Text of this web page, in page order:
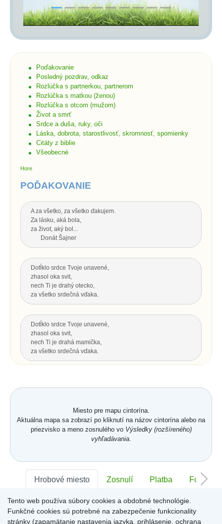
Poďakovanie
Posledný pozdrav, odkaz
Rozlúčka s partnerkou, partnerom
Rozlúčka s matkou (ženou)
Rozlúčka s otcom (mužom)
Život a smrť
Srdce a duša, ruky, oči
Láska, dobrota, starostlivosť, skromnosť, spomienky
Citáty z biblie
Všeobecné
Hore
POĎAKOVANIE
A za všetko, za všetko ďakujem.
Za lásku, aká bola,
za život, aký bol...
Donát Šajner
Dotĺklo srdce Tvoje unavené,
zhasol oka svit,
nech Ti je drahý otecko,
za všetko srdečná vďaka.
Dotĺklo srdce Tvoje unavené,
zhasol oka svit,
nech Ti je drahá mamička,
za všetko srdečná vďaka.
čo s vďakou dnes Ti môžem dať...
a potom už len spomínať.
Hore
Nech je vôľa Tvoja nám všetkým,
ako vtákom je a hmyzu,
S. K. Neumann
Miesto pre mapu cintorína.
Aktuálna mapa sa zobrazí po kliknutí na názov cintorína alebo na
priezvisko a meno zosnulého vo Výsledky (rozšíreného)
vyhľadávania.
Hrobové miesto Zosnulí Platba Foto
Sektor:- Rad:- Číslo:-
Tento web používa súbory cookies a obdobné technológie.
Funkčné cookies sú potrebné na zabezpečenie funkcionality
stránky (zapamätanie nastavenia jazyka, prihlásenie, ochrana